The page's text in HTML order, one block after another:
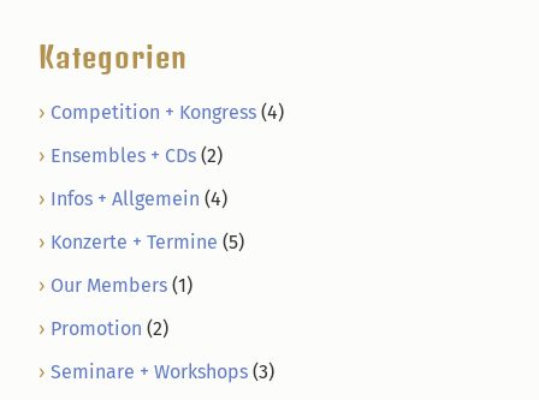
Kategorien
Competition + Kongress (4)
Ensembles + CDs (2)
Infos + Allgemein (4)
Konzerte + Termine (5)
Our Members (1)
Promotion (2)
Seminare + Workshops (3)